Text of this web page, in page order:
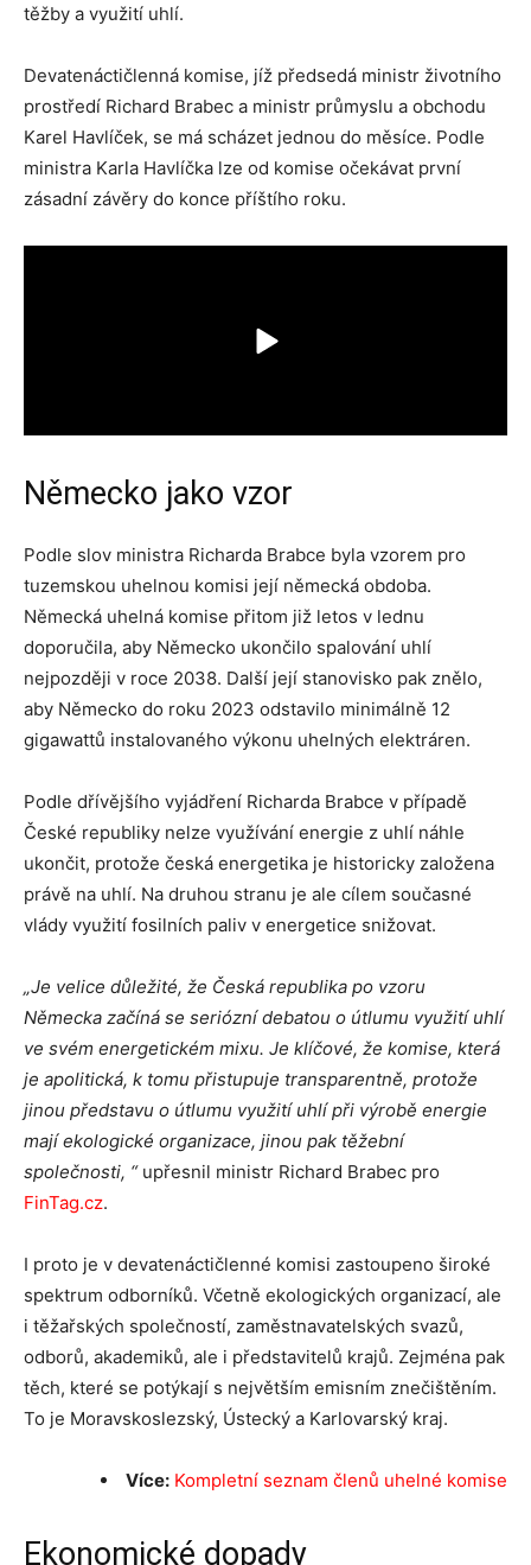
těžby a využití uhlí.
Devatenáctičlenná komise, jíž předsedá ministr životního
prostředí Richard Brabec a ministr průmyslu a obchodu
Karel Havlíček, se má scházet jednou do měsíce. Podle
ministra Karla Havlíčka lze od komise očekávat první
zásadní závěry do konce příštího roku.
Německo jako vzor
Podle slov ministra Richarda Brabce byla vzorem pro
tuzemskou uhelnou komisi její německá obdoba.
Německá uhelná komise přitom již letos v lednu
doporučila, aby Německo ukončilo spalování uhlí
nejpozději v roce 2038. Další její stanovisko pak znělo,
aby Německo do roku 2023 odstavilo minimálně 12
gigawattů instalovaného výkonu uhelných elektráren.
Podle dřívějšího vyjádření Richarda Brabce v případě
České republiky nelze využívání energie z uhlí náhle
ukončit, protože česká energetika je historicky založena
právě na uhlí. Na druhou stranu je ale cílem současné
vlády využití fosilních paliv v energetice snižovat.
„Je velice důležité, že Česká republika po vzoru
Německa začíná se seriózní debatou o útlumu využití uhlí
ve svém energetickém mixu. Je klíčové, že komise, která
je apolitická, k tomu přistupuje transparentně, protože
jinou představu o útlumu využití uhlí při výrobě energie
mají ekologické organizace, jinou pak těžební
společnosti, “upřesnil ministr Richard Brabec pro
FinTag.cz.
I proto je v devatenáctičlenné komisi zastoupeno široké
spektrum odborníků. Včetně ekologických organizací, ale
i těžařských společností, zaměstnavatelských svazů,
odborů, akademiků, ale i představitelů krajů. Zejména pak
těch, které se potýkají s největším emisním znečištěním.
To je Moravskoslezský, Ústecký a Karlovarský kraj.
Více: Kompletní seznam členů uhelné komise
Ekonomické dopady